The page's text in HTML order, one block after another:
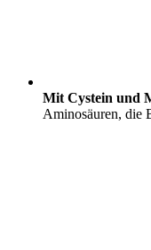
Mit Cystein und
Aminosäuren, die